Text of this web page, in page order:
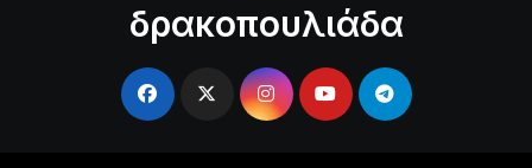
δρακοπουλιάδα